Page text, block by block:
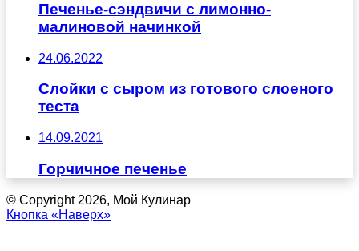
Печенье-сэндвичи с лимонно-
малиновой начинкой
24.06.2022
Слойки с сыром из готового слоеного
теста
14.09.2021
Горчичное печенье
© Copyright 2026, Мой Кулинар
Кнопка «Наверх»